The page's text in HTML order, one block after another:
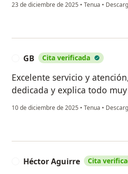
23 de diciembre de 2025 • Tenua •
GB Cita verificada
Excelente servicio y
dedicada y explica todo
10 de diciembre de 2025 • Tenua •
Héctor Aguirre Cita